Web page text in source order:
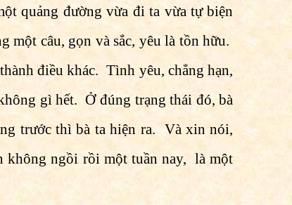
quảng đường vừa đi ta vừa tự biện
một câu, gọn và sắc, yêu là tồn hữu.
điều khác. Tình yêu, chẳng hạn,
gì hết. Ở đúng trạng thái đó, bà
trước thì bà ta hiện ra. Và xin nói,
không ngồi rồi một tuần nay, là một